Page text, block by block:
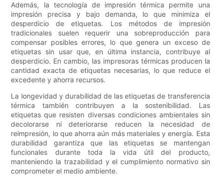
Además, la tecnología de impresión térmica permite una
impresión precisa y bajo demanda, lo que minimiza el
desperdicio de etiquetas. Los métodos de impresión
tradicionales suelen requerir una sobreproducción para
compensar posibles errores, lo que genera un exceso de
etiquetas sin usar que, en última instancia, contribuye al
desperdicio. En cambio, las impresoras térmicas producen la
cantidad exacta de etiquetas necesarias, lo que reduce el
excedente y ahorra recursos.
La longevidad y durabilidad de las etiquetas de transferencia
térmica también contribuyen a la sostenibilidad. Las
etiquetas que resisten diversas condiciones ambientales sin
decolorarse ni deteriorarse reducen la necesidad de
reimpresión, lo que ahorra aún más materiales y energía. Esta
durabilidad garantiza que las etiquetas se mantengan
funcionales durante toda la vida útil del producto,
manteniendo la trazabilidad y el cumplimiento normativo sin
comprometer el medio ambiente.